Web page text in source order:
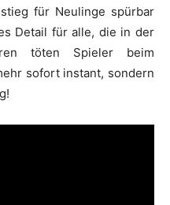
für Neulinge spürbar
Detail für alle, die in der
töten Spieler beim
sofort instant, sondern